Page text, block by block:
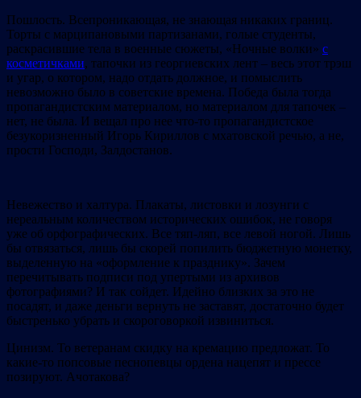
Пошлость. Всепроникающая, не знающая никаких границ.
Торты с марципановыми партизанами, голые студенты,
раскрасившие тела в военные сюжеты, «Ночные волки» с
косметичками, тапочки из георгиевских лент – весь этот трэш
и угар, о котором, надо отдать должное, и помыслить
невозможно было в советские времена. Победа была тогда
пропагандистским материалом, но материалом для тапочек –
нет, не была. И вещал про нее что-то пропагандистское
безукоризненный Игорь Кириллов с мхатовской речью, а не,
прости Господи, Залдостанов.
Невежество и халтура. Плакаты, листовки и лозунги с
нереальным количеством исторических ошибок, не говоря
уже об орфографических. Все тяп-ляп, все левой ногой. Лишь
бы отвязаться, лишь бы скорей попилить бюджетную монетку,
выделенную на «оформление к празднику». Зачем
перечитывать подписи под упертыми из архивов
фотографиями? И так сойдет. Идейно близких за это не
посадят, и даже деньги вернуть не заставят, достаточно будет
быстренько убрать и скороговоркой извиниться.
Цинизм. То ветеранам скидку на кремацию предложат. То
какие-то попсовые песнопевцы ордена нацепят и прессе
позируют. Ачотакова?